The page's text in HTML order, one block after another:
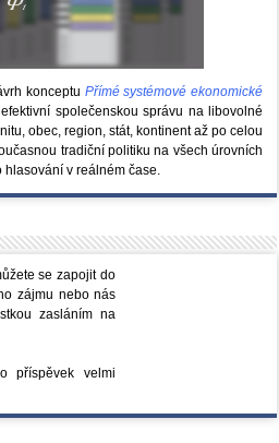
konceptu Přímé systémové ekonomické
společenskou správu na libovolné
obec, region, stát, kontinent až po celou
tradiční politiku na všech úrovních
v reálném čase.
se zapojit do
zájmu nebo nás
zasláním na
příspěvek velmi